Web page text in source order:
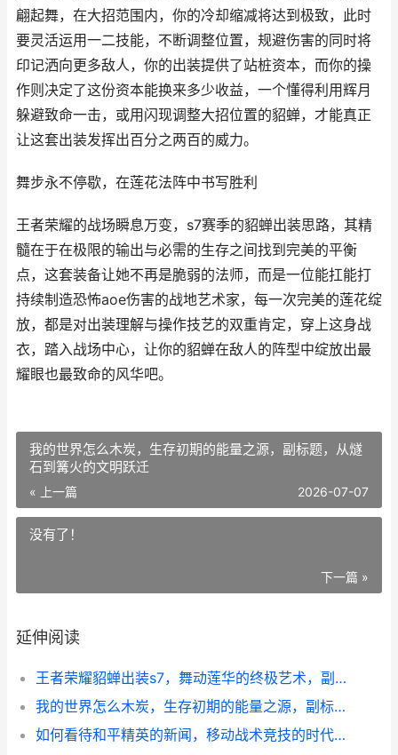
翩起舞，在大招范围内，你的冷却缩减将达到极致，此时
要灵活运用一二技能，不断调整位置，规避伤害的同时将
印记洒向更多敌人，你的出装提供了站桩资本，而你的操
作则决定了这份资本能换来多少收益，一个懂得利用辉月
躲避致命一击，或用闪现调整大招位置的貂蝉，才能真正
让这套出装发挥出百分之两百的威力。
舞步永不停歇，在莲花法阵中书写胜利
王者荣耀的战场瞬息万变，s7赛季的貂蝉出装思路，其精
髓在于在极限的输出与必需的生存之间找到完美的平衡
点，这套装备让她不再是脆弱的法师，而是一位能扛能打
持续制造恐怖aoe伤害的战地艺术家，每一次完美的莲花绽
放，都是对出装理解与操作技艺的双重肯定，穿上这身战
衣，踏入战场中心，让你的貂蝉在敌人的阵型中绽放出最
耀眼也最致命的风华吧。
我的世界怎么木炭，生存初期的能量之源，副标题，从燧
石到篝火的文明跃迁
« 上一篇 2026-07-07
没有了！
下一篇 »
延伸阅读
王者荣耀貂蝉出装s7，舞动莲华的终极艺术，副标题，风华绝代的法术刺客核心奥义
我的世界怎么木炭，生存初期的能量之源，副标题，从燧石到篝火的文明跃迁
如何看待和平精英的新闻，移动战术竞技的时代镜像